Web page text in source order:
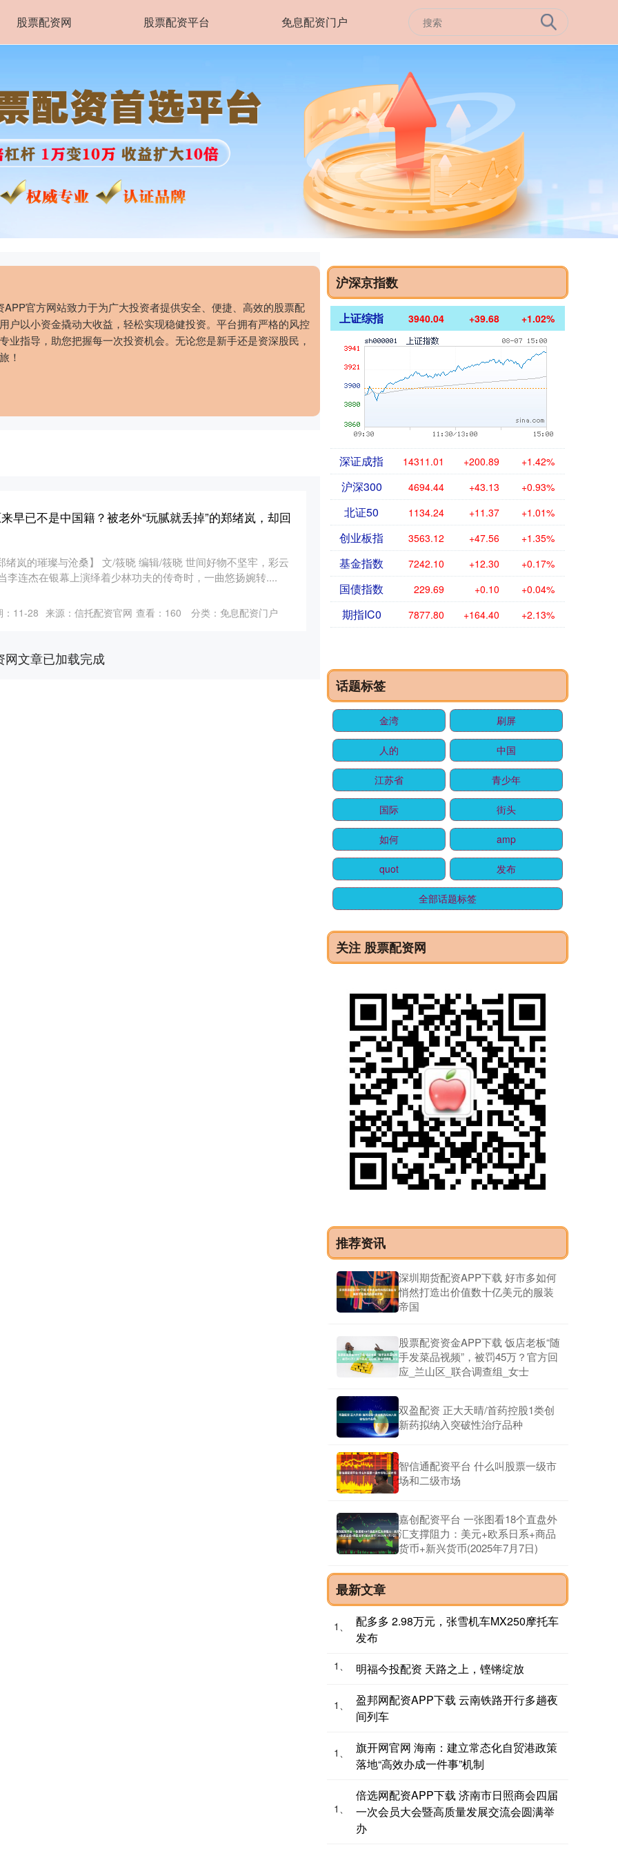
股票配资网 股票配资平台 免息配资门户
官方网站致力于为广大投资者提供安全、便捷、高效的股票配
户以小资金撬动大收益，轻松实现稳健投资。平台拥有严格的风控
指导，助您把握每一次投资机会。无论您是新手还是资深股民，
！
早已不是中国籍？被老外“玩腻就丢掉”的郑绪岚，却回
绪岚的璀璨与沧桑】 文/筱晓 编辑/筱晓 世间好物不坚牢，彩云
李连杰在银幕上演绎着少林功夫的传奇时，一曲悠扬婉转....
：11-28 来源：信托配资官网 查看： 160 分类： 免息配资门户
网文章已加载完成
沪深京指数
上证综指 3940.04 +39.68 +1.02%
深证成指 14311.01 +200.89 +1.42%
沪深300 4694.44 +43.13 +0.93%
北证50 1134.24 +11.37 +1.01%
创业板指 3563.12 +47.56 +1.35%
基金指数 7242.10 +12.30 +0.17%
国债指数 229.69 +0.10 +0.04%
期指IC0 7877.80 +164.40 +2.13%
话题标签
金湾 刷屏
人的 中国
江苏省 青少年
国际 街头
如何 amp
quot 发布
全部话题标签
关注 股票配资网
推荐资讯
深圳期货配资APP下载 好市多如何
悄然打造出价值数十亿美元的服装
帝国
股票配资资金APP下载 饭店老板“随
手发菜品视频”，被罚45万？官方回
应_兰山区_联合调查组_女士
双盈配资 正大天晴/首药控股1类创
新药拟纳入突破性治疗品种
智信通配资平台 什么叫股票一级市
场和二级市场
嘉创配资平台 一张图看18个直盘外
汇支撑阻力：美元+欧系日系+商品
货币+新兴货币(2025年7月7日)
最新文章
1、
配多多 2.98万元，张雪机车MX250摩托车
发布
1、 明福今投配资 天路之上，铿锵绽放
1、
盈邦网配资APP下载 云南铁路开行多趟夜
间列车
1、
旗开网官网 海南：建立常态化自贸港政策
落地“高效办成一件事”机制
1、
倍选网配资APP下载 济南市日照商会四届
一次会员大会暨高质量发展交流会圆满举
办